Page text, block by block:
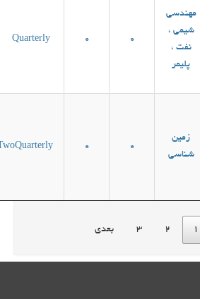
مهندسی
شیمی ،
نفت ،
پلیمر
0
0
Quarterly
زمین
شناسی
0
0
TwoQuarterly
1
2
3 بعدی